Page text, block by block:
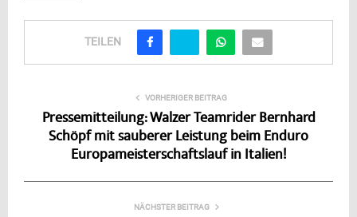
TEILEN
VORHERIGER BEITRAG
Pressemitteilung: Walzer Teamrider Bernhard
Schöpf mit sauberer Leistung beim Enduro
Europameisterschaftslauf in Italien!
NÄCHSTER BEITRAG